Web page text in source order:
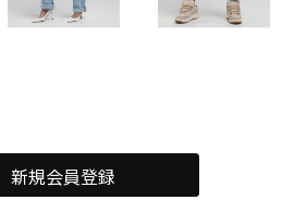
新規会員登録